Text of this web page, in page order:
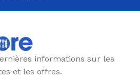
informations sur les
et les offres.